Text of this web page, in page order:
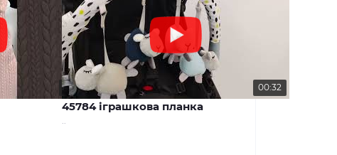
00:29 00:32
45784 іграшкова планка
..